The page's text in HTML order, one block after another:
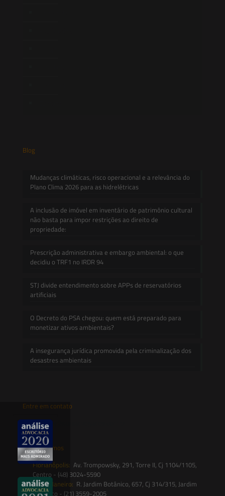
Blog
Mudanças climáticas, risco operacional e a relevância do
Plano Clima 2026 para as hidrelétricas
A inclusão de imóvel em inventário de patrimônio cultural
não basta para impor restrições ao direito de
propriedade:
Prescrição administrativa e embargo ambiental: o que
decidiu o TRF1 no IRDR 94
STJ divide entendimento sobre APPs de reservatórios
artificiais
O Decreto do PSA chegou: quem está preparado para
monetizar ativos ambientais?
A insegurança jurídica promovida pela criminalização dos
desastres ambientais
Entre em contato
contato@saesadvogados.com.br
Onde estamos
Florianópolis: Av. Trompowsky, 291, Torre II, Cj 1104/1105,
Centro - (48) 3024-5590
Rio de Janeiro: R. Jardim Botânico, 657, Cj 314/315, Jardim
Botânico - (21) 3559-2005